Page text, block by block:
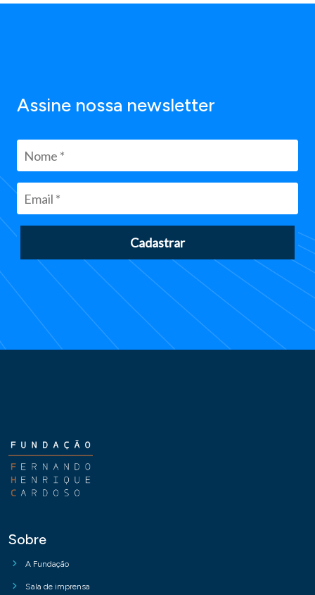
Assine nossa newsletter
Cadastrar
Sobre
A Fundação
Sala de imprensa